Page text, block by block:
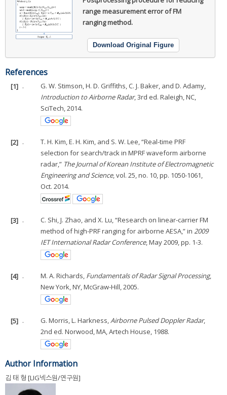
range measurement error of FM
ranging method.
Download Original Figure
References
[1] .
G. W. Stimson, H. D. Griffiths, C. J. Baker, and D. Adamy,
Introduction to Airborne Radar, 3rd ed. Raleigh, NC,
SciTech, 2014.
[2] .
T. H. Kim, E. H. Kim, and S. W. Lee, “Real-time PRF
selection for search/track in MPRF waveform airborne
radar,” The Journal of Korean Institute of Electromagnetic
Engineering and Science, vol. 25, no. 10, pp. 1050-1061,
Oct. 2014.
[3] .
C. Shi, J. Zhao, and X. Lu, “Research on linear-carrier FM
method of high-PRF ranging for airborne AESA,” in2009
IET International Radar Conference, May 2009, pp. 1-3.
[4] . M. A. Richards, Fundamentals of Radar Signal Processing,
New York, NY, McGraw-Hill, 2005.
[5] . G. Morris, L. Harkness,Airborne Pulsed Doppler Radar,
2nd ed. Norwood, MA, Artech House, 1988.
Author Information
김 태 형 [LIG넥스원/연구원]